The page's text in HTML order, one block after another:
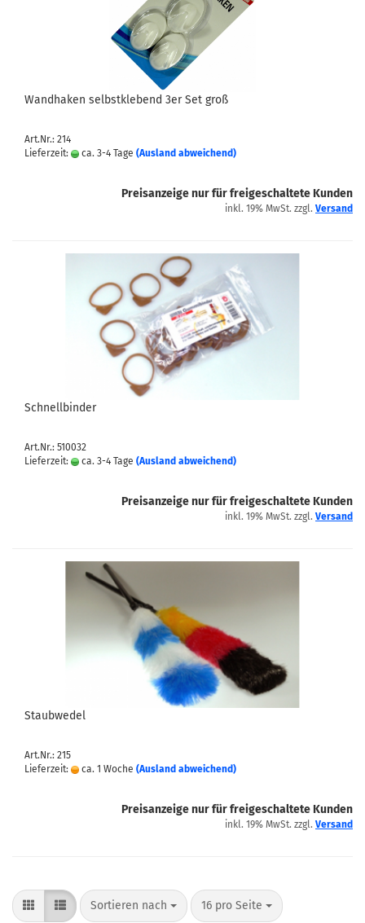
Wandhaken selbstklebend 3er Set groß
Art.Nr.: 214
Lieferzeit:
ca. 3-4 Tage (Ausland abweichend)
Preisanzeige nur für freigeschaltete Kunden
inkl. 19% MwSt. zzgl. Versand
Schnellbinder
Art.Nr.: 510032
Lieferzeit:
ca. 3-4 Tage (Ausland abweichend)
Preisanzeige nur für freigeschaltete Kunden
inkl. 19% MwSt. zzgl. Versand
Staubwedel
Art.Nr.: 215
Lieferzeit:
ca. 1 Woche (Ausland abweichend)
Preisanzeige nur für freigeschaltete Kunden
inkl. 19% MwSt. zzgl. Versand
Sortieren nach
Sortieren nach 16 pro Seite
pro Seite